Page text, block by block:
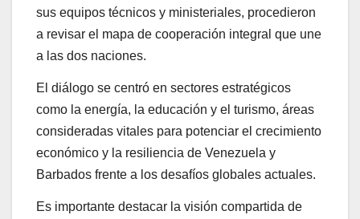
sus equipos técnicos y ministeriales, procedieron
a revisar el mapa de cooperación integral que une
a las dos naciones.
El diálogo se centró en sectores estratégicos
como la energía, la educación y el turismo, áreas
consideradas vitales para potenciar el crecimiento
económico y la resiliencia de Venezuela y
Barbados frente a los desafíos globales actuales.
Es importante destacar la visión compartida de